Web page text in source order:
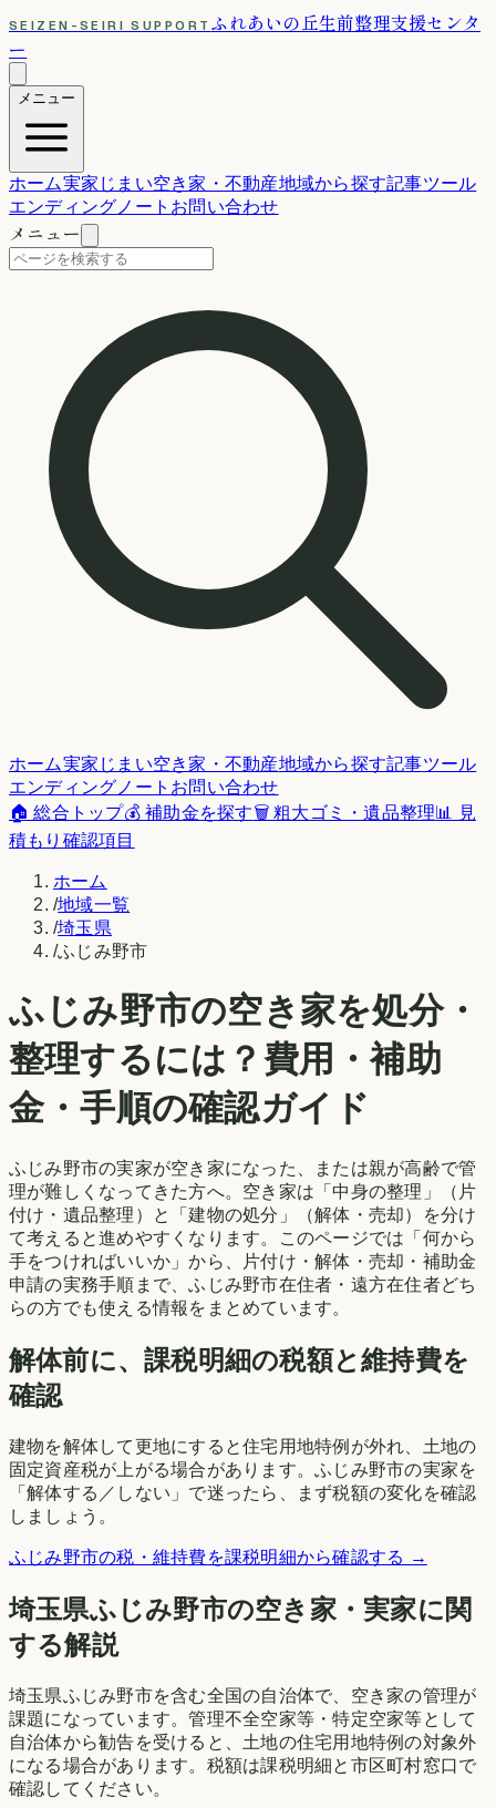
SEIZEN-SEIRI SUPPORT ふれあいの丘生前整理支援センタ
ー
メニュー
ホーム実家じまい空き家・不動産地域から探す記事ツール
エンディングノート お問い合わせ
メニュー
ホーム実家じまい空き家・不動産地域から探す記事ツール
エンディングノート お問い合わせ
🏠 総合トップ💰 補助金を探す🗑️ 粗大ゴミ・遺品整理📊 見
積もり確認項目
ホーム
/地域一覧
/埼玉県
/ふじみ野市
ふじみ野市の空き家を処分・
整理するには？費用・補助
金・手順の確認ガイド
ふじみ野市の実家が空き家になった、または親が高齢で管
理が難しくなってきた方へ。空き家は「中身の整理」（片
付け・遺品整理）と「建物の処分」（解体・売却）を分け
て考えると進めやすくなります。このページでは「何から
手をつければいいか」から、片付け・解体・売却・補助金
申請の実務手順まで、ふじみ野市在住者・遠方在住者どち
らの方でも使える情報をまとめています。
解体前に、課税明細の税額と維持費を
確認
建物を解体して更地にすると住宅用地特例が外れ、土地の
固定資産税が上がる場合があります。ふじみ野市の実家を
「解体する／しない」で迷ったら、まず税額の変化を確認
しましょう。
ふじみ野市の税・維持費を課税明細から確認する →
埼玉県ふじみ野市の空き家・実家に関
する解説
埼玉県ふじみ野市を含む全国の自治体で、空き家の管理が
課題になっています。管理不全空家等・特定空家等として
自治体から勧告を受けると、土地の住宅用地特例の対象外
になる場合があります。税額は課税明細と市区町村窓口で
確認してください。